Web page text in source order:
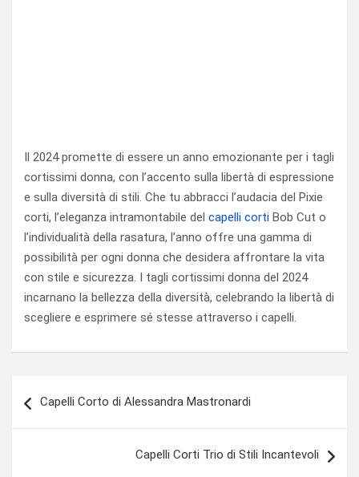
Il 2024 promette di essere un anno emozionante per i tagli
cortissimi donna, con l’accento sulla libertà di espressione
e sulla diversità di stili. Che tu abbracci l’audacia del Pixie
corti, l’eleganza intramontabile del capelli corti Bob Cut o
l’individualità della rasatura, l’anno offre una gamma di
possibilità per ogni donna che desidera affrontare la vita
con stile e sicurezza. I tagli cortissimi donna del 2024
incarnano la bellezza della diversità, celebrando la libertà di
scegliere e esprimere sé stesse attraverso i capelli.
de
Capelli Corto di Alessandra Mastronardi
Capelli Corti Trio di Stili Incantevoli